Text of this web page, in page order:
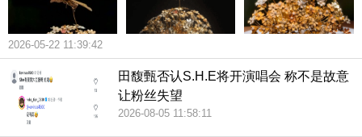
2026-05-22 11:39:42
田馥甄否认S.H.E将开演唱会 称不是故意
让粉丝失望
2026-08-05 11:58:11